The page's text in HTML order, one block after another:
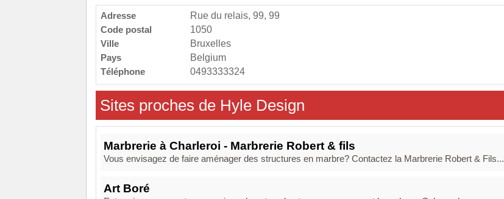
Adresse
Rue du relais, 99, 99
Code postal
1050
Ville
Bruxelles
Pays
Belgium
Téléphone
0493333324
Sites proches de Hyle Design
Marbrerie à Charleroi - Marbrerie Robert & fils
Vous envisagez de faire aménager des structures en marbre? Contactez la Marbrerie Robert & Fils...
Art Boré